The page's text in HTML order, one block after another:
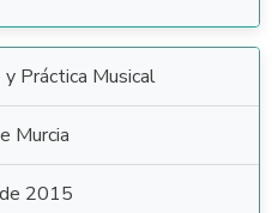
y Práctica Musical
Murcia
2015